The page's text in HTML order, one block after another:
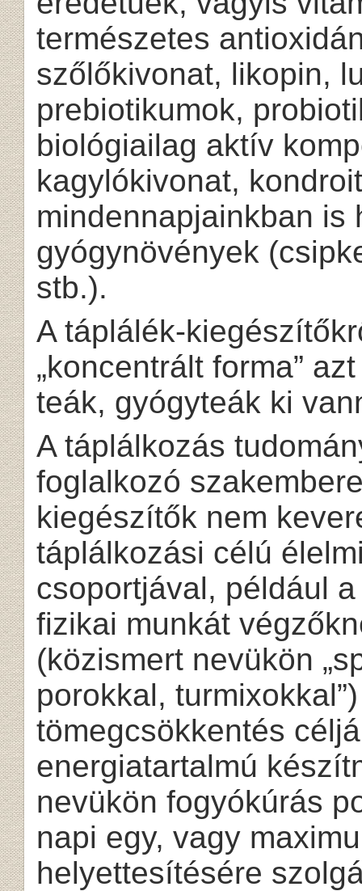
természetes
szőlőkivonat, likopin,
prebiotikumok,
biológiailag aktív
kagylókivonat,
mindennapjainkban is
gyógynövények
stb.).
A táplálék-
„koncentrált forma”
teák, gyógyteák ki
A táplálkozás
foglalkozó
kiegészítők nem
táplálkozási célú
csoportjával, például
fizikai munkát
(közismert nevükön
porokkal,
tömegcsökkentés
energiatartalmú
nevükön fogyókúrás
napi egy, vagy
helyettesítésére